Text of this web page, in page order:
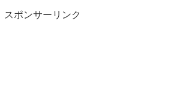
スポンサーリンク